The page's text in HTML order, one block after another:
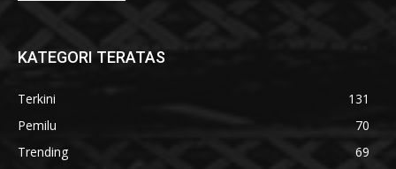
KATEGORI TERATAS
Terkini
131
Pemilu
70
Trending
69